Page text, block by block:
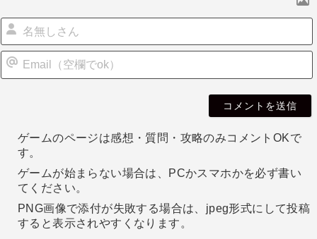
ゲームのページは感想・質問・攻略のみコメントOKで
す。
ゲームが始まらない場合は、PCかスマホかを必ず書い
てください。
PNG画像で添付が失敗する場合は、jpeg形式にして投稿
すると表示されやすくなります。